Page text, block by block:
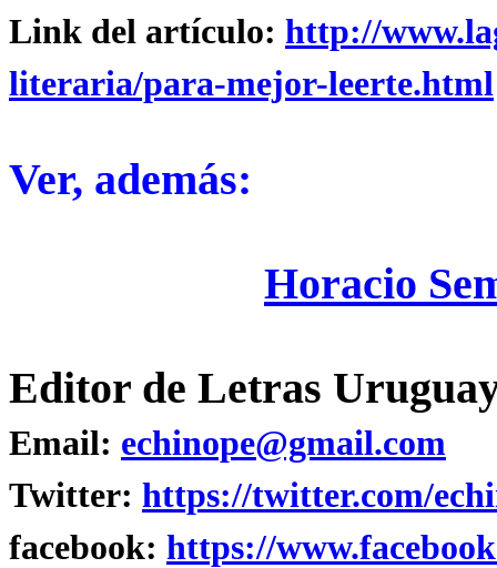
Link del artículo: http://
literaria/para-mejor-leerte.html
Ver, además:
Horacio
Editor de Letras
Email: echinope@gmail.com
Twitter: https://twitter.com/
facebook: https://